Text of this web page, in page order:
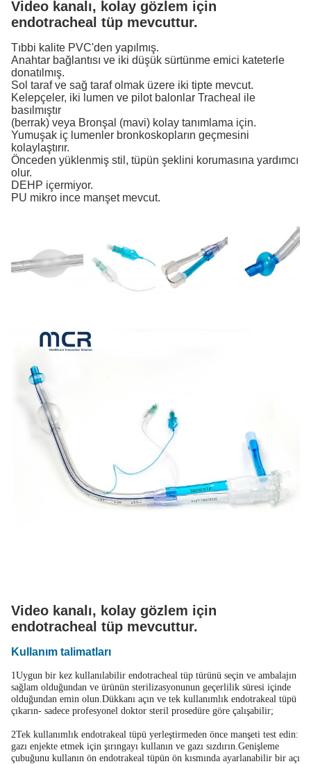
Video kanalı, kolay gözlem için
endotracheal tüp mevcuttur.
Tıbbi kalite PVC'den yapılmış.
Anahtar bağlantısı ve iki düşük sürtünme emici kateterle
donatılmış.
Sol taraf ve sağ taraf olmak üzere iki tipte mevcut.
Kelepçeler, iki lumen ve pilot balonlar Tracheal ile
basılmıştır
(berrak) veya Bronşal (mavi) kolay tanımlama için.
Yumuşak iç lumenler bronkoskopların geçmesini
kolaylaştırır.
Önceden yüklenmiş stil, tüpün şeklini korumasına yardımcı
olur.
DEHP içermiyor.
PU mikro ince manşet mevcut.
Video kanalı, kolay gözlem için
endotracheal tüp mevcuttur.
Kullanım talimatları
1Uygun bir kez kullanılabilir endotracheal tüp türünü seçin ve ambalajın
sağlam olduğundan ve ürünün sterilizasyonunun geçerlilik süresi içinde
olduğundan emin olun.Dükkanı açın ve tek kullanımlık endotrakeal tüpü
çıkarın- sadece profesyonel doktor steril prosedüre göre çalışabilir;
2Tek kullanımlık endotrakeal tüpü yerleştirmeden önce manşeti test edin:
gazı enjekte etmek için şırıngayı kullanın ve gazı sızdırın.Genişleme
çubuğunu kullanın ön endotrakeal tüpün ön kısmında ayarlanabilir bir açı